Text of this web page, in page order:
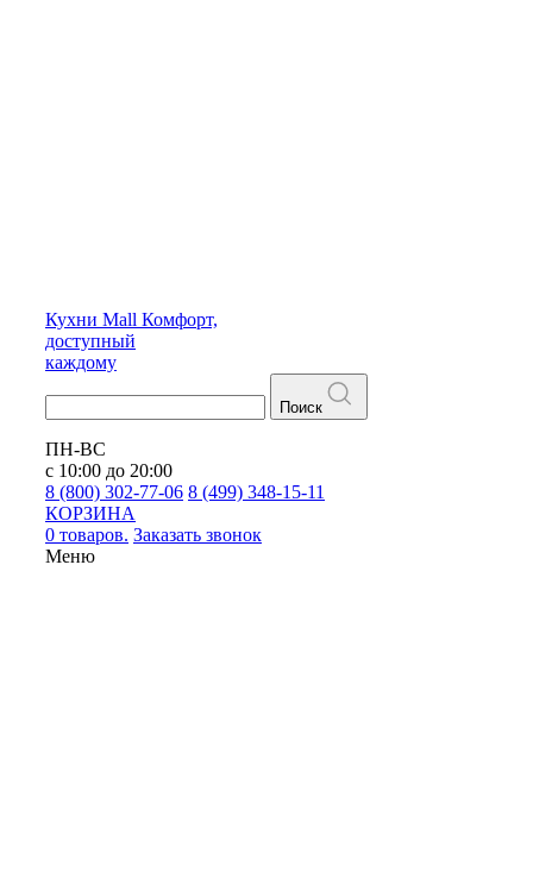
Кухни Mall Комфорт,
доступный
каждому
Поиск
ПН-ВС
с 10:00 до 20:00
8 (800) 302-77-06 8 (499) 348-15-11
КОРЗИНА
0 товаров. Заказать звонок
Меню